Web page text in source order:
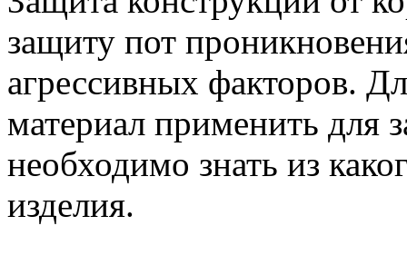
защиту пот
агрессивных факторов.
материал применить для
необходимо знать из
изделия.